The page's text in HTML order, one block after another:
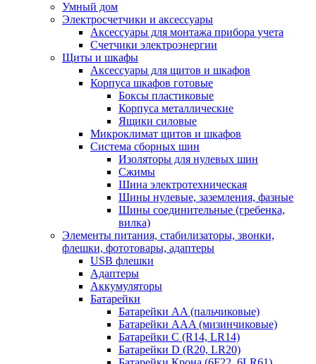
Умный дом
Электросчетчики и аксессуары
Аксессуары для монтажа прибора учета
Счетчики электроэнергии
Щиты и шкафы
Аксессуары для щитов и шкафов
Корпуса шкафов готовые
Боксы пластиковые
Корпуса металлические
Ящики силовые
Микроклимат щитов и шкафов
Система сборных шин
Изоляторы для нулевых шин
Сжимы
Шина электротехническая
Шины нулевые, заземления, фазные
Шины соединительные (гребенка,
вилка)
Элементы питания, стабилизаторы, звонки,
флешки, фототовары, адаптеры
USB флешки
Адаптеры
Аккумуляторы
Батарейки
Батарейки AA (пальчиковые)
Батарейки AAA (мизинчиковые)
Батарейки C (R14, LR14)
Батарейки D (R20, LR20)